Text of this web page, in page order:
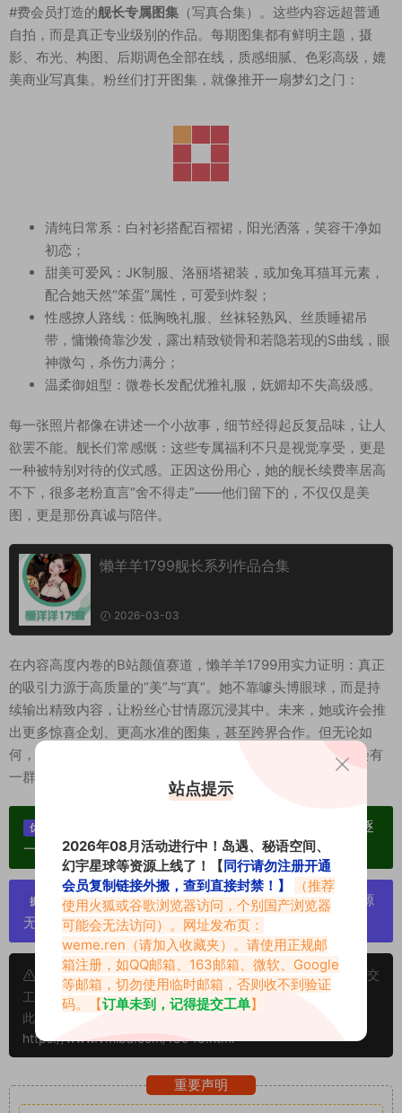
#费会员打造的舰长专属图集 （写真合集）。这些内容远超普通
自拍，而是真正专业级别的作品。每期图集都有鲜明主题，摄
影、布光、构图、后期调色全部在线，质感细腻、色彩高级，媲
美商业写真集。粉丝们打开图集，就像推开一扇梦幻之门：
清纯日常系：白衬衫搭配百褶裙，阳光洒落，笑容干净如
初恋；
甜美可爱风：JK制服、洛丽塔裙装，或加兔耳猫耳元素，
配合她天然“笨蛋”属性，可爱到炸裂；
性感撩人路线：低胸晚礼服、丝袜轻熟风、丝质睡裙吊
带，慵懒倚靠沙发，露出精致锁骨和若隐若现的S曲线，眼
神微勾，杀伤力满分；
温柔御姐型：微卷长发配优雅礼服，妩媚却不失高级感。
每一张照片都像在讲述一个小故事，细节经得起反复品味，让人
欲罢不能。舰长们常感慨：这些专属福利不只是视觉享受，更是
一种被特别对待的仪式感。正因这份用心，她的舰长续费率居高
不下，很多老粉直言“舍不得走”——他们留下的，不仅仅是美
图，更是那份真诚与陪伴。
懒羊羊1799舰长系列作品合集
2026-03-03
在内容高度内卷的B站颜值赛道，懒羊羊1799用实力证明：真正
的吸引力源于高质量的“美”与“真”。她不靠噱头博眼球，而是持
续输出精致内容，让粉丝心甘情愿沉浸其中。未来，她或许会推
出更多惊喜企划、更高水准的图集，甚至跨界合作。但无论如
何，只要她在镜头前甜甜地说“大家今天也要开心哦～”，就会有
一群人愿意一直陪着她“笨”下去。
优势：
单个博主作品统一整合分享、素材高度去重复、逐
一归档方便收藏！
提示：
严禁搬运资源链接，一经发现封号处理，素材资源
无露点、需求请绕道，关闭本站网页！
申明：本文资源均来源网友分享，若侵犯了您的权限可以提交
工单处理。
此外本文章皆属于原创文章，转载请注明出处！原文链接：
https://www.vmiba.com/18948.html
重要声明
站点提示
2026年08月活动进行中！岛遇、秘语空间、
幻宇星球等资源上线了！【同行请勿注册开通
会员复制链接外搬，查到直接封禁！】
（推荐
使用火狐或谷歌浏览器访问，个别国产浏览器
可能会无法访问）。网址发布页：
weme.ren （请加入收藏夹）。请使用正规邮
箱注册，如QQ邮箱、163邮箱、微软、Google
等邮箱，切勿使用临时邮箱，否则收不到验证
码。【订单未到，记得提交工单】